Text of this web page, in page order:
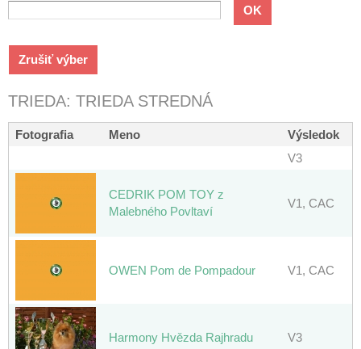
TRIEDA: TRIEDA STREDNÁ
Fotografia Meno
Výsledok
V3
CEDRIK POM TOY z
Malebného Povltaví
V1, CAC
OWEN Pom de Pompadour V1, CAC
Harmony Hvězda Rajhradu V3